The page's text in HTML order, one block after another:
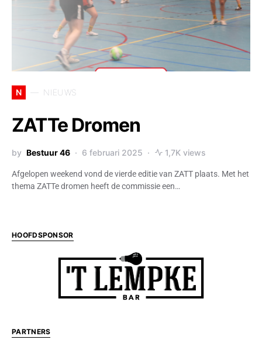
N NIEUWS
ZATTe Dromen
by Bestuur 46 6 februari 2025 1,7K views
Afgelopen weekend vond de vierde editie van ZATT plaats. Met het
thema ZATTe dromen heeft de commissie een…
HOOFDSPONSOR
PARTNERS